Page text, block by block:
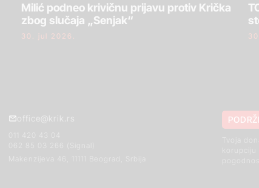
Milić podneo krivičnu prijavu protiv Krička
zbog slučaja „Senjak“
30. jul 2026.
office@krik.rs
011 420 43 04
Makenzijeva 46, 11111 Beograd, Srbija
Tvoja
korupciju